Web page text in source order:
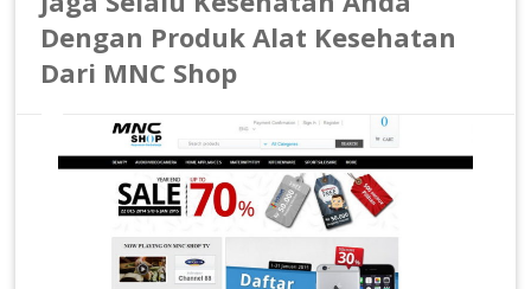
Dengan Produk Alat Kesehatan
Dari MNC Shop